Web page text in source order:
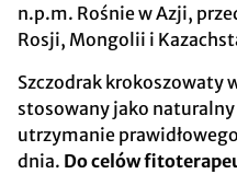
n.p.m. Rośnie w Azji,
Rosji, Mongolii i
Szczodrak krokoszowaty
stosowany jako
utrzymanie
dnia. Do celów